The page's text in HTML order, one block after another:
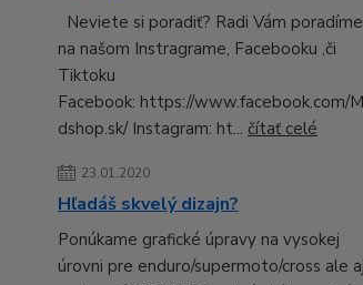
Neviete si poradiť? Radi Vám
na našom Instragrame, Facebooku ,či
Tiktoku
Facebook: https://www.facebook.com/
dshop.sk/ Instagram: ht... čítať celé
23.01.2020
Hľadáš skvelý dizajn?
Ponúkame grafické úpravy na vysokej
úrovni pre enduro/supermoto/cross ale aj